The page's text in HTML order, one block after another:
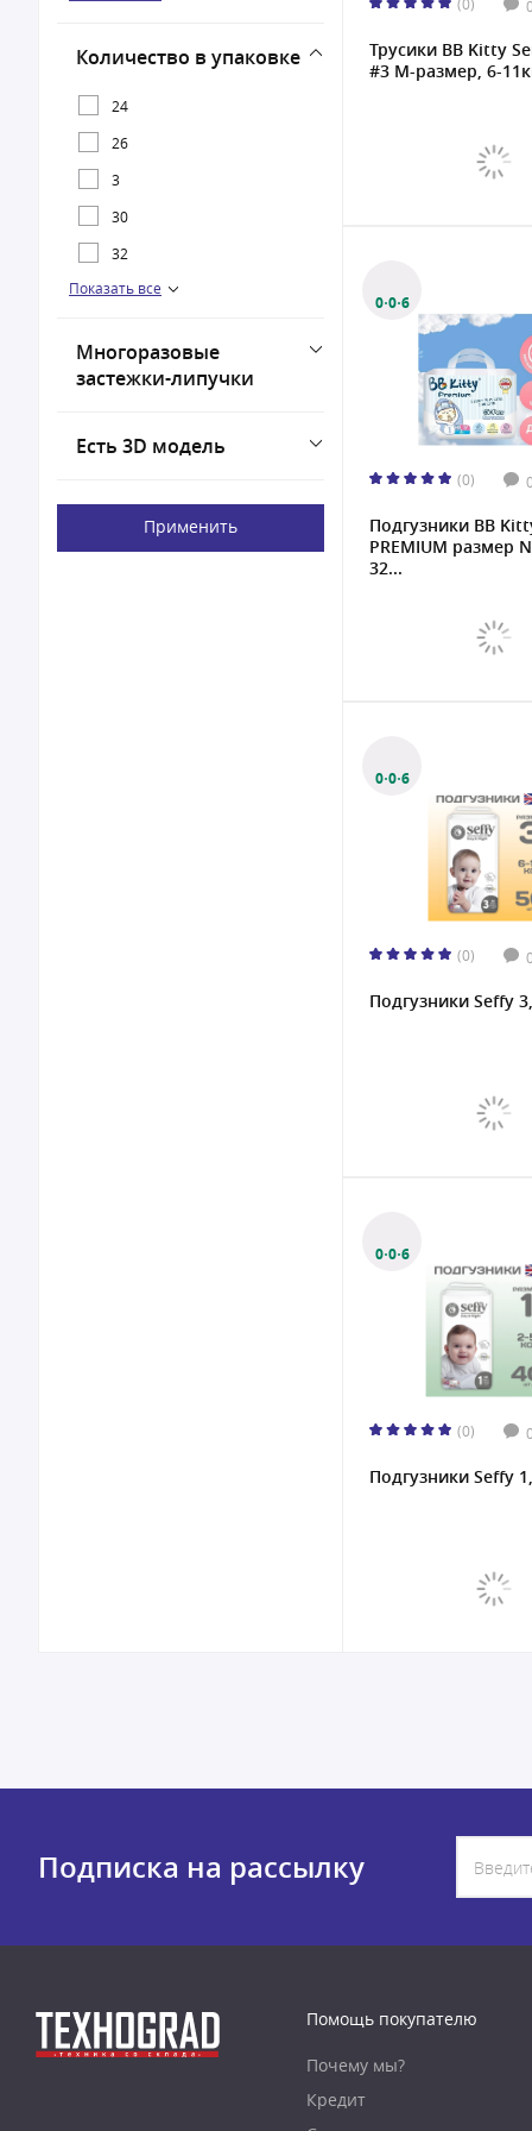
NB
S
XL
XXL
XXXL
Количество в упаковке
24
26
3
30
32
36
42
46
50
52
Показать все
Многоразовые
застежки-липучки
Есть 3D модель
Применить
0
Трусики BB Kitty
#3 M-размер, 6-
0·0·6
(0) 0
Подгузники BB
PREMIUM размер
32...
0·0·6
(0) 0
Подгузники Seffy
0·0·6
(0) 0
Подгузники Seffy
Подписка на рассылку
Помощь покупателю
Почему мы?
Кредит